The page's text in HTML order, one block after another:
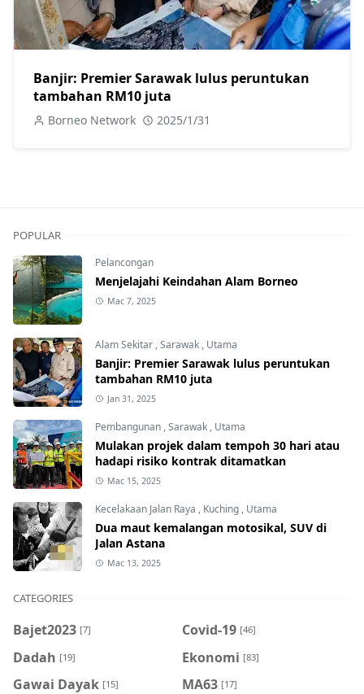
Banjir: Premier Sarawak lulus peruntukan
tambahan RM10 juta
Borneo Network 2025/1/31
POPULAR
Pelancongan
Menjelajahi Keindahan Alam Borneo
Mac 7, 2025
Alam Sekitar ,Sarawak , Utama
Banjir: Premier Sarawak lulus peruntukan
tambahan RM10 juta
Jan 31, 2025
Pembangunan ,Sarawak , Utama
Mulakan projek dalam tempoh 30 hari atau
hadapi risiko kontrak ditamatkan
Mac 15, 2025
Kecelakaan Jalan Raya , Kuching , Utama
Dua maut kemalangan motosikal, SUV di
Jalan Astana
Mac 13, 2025
CATEGORIES
Bajet2023 [7] Covid-19 [46]
Dadah [19] Ekonomi [83]
Gawai Dayak [15] MA63 [17]